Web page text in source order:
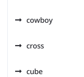
cowboy
cross
cube